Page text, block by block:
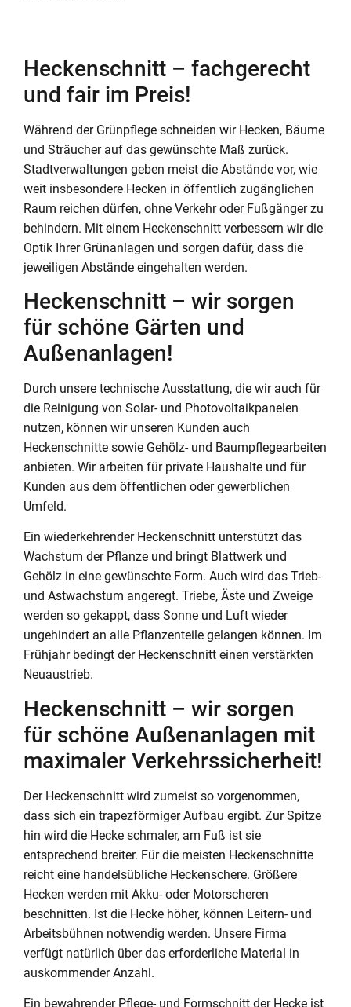
Heckenschnitt – fachgerecht
und fair im Preis!
Während der Grünpflege schneiden wir Hecken, Bäume
und Sträucher auf das gewünschte Maß zurück.
Stadtverwaltungen geben meist die Abstände vor, wie
weit insbesondere Hecken in öffentlich zugänglichen
Raum reichen dürfen, ohne Verkehr oder Fußgänger zu
behindern. Mit einem Heckenschnitt verbessern wir die
Optik Ihrer Grünanlagen und sorgen dafür, dass die
jeweiligen Abstände eingehalten werden.
Heckenschnitt – wir sorgen
für schöne Gärten und
Außenanlagen!
Durch unsere technische Ausstattung, die wir auch für
die Reinigung von Solar- und Photovoltaikpanelen
nutzen, können wir unseren Kunden auch
Heckenschnitte sowie Gehölz- und Baumpflegearbeiten
anbieten. Wir arbeiten für private Haushalte und für
Kunden aus dem öffentlichen oder gewerblichen
Umfeld.
Ein wiederkehrender Heckenschnitt unterstützt das
Wachstum der Pflanze und bringt Blattwerk und
Gehölz in eine gewünschte Form. Auch wird das Trieb-
und Astwachstum angeregt. Triebe, Äste und Zweige
werden so gekappt, dass Sonne und Luft wieder
ungehindert an alle Pflanzenteile gelangen können. Im
Frühjahr bedingt der Heckenschnitt einen verstärkten
Neuaustrieb.
Heckenschnitt – wir sorgen
für schöne Außenanlagen mit
maximaler Verkehrssicherheit!
Der Heckenschnitt wird zumeist so vorgenommen,
dass sich ein trapezförmiger Aufbau ergibt. Zur Spitze
hin wird die Hecke schmaler, am Fuß ist sie
entsprechend breiter. Für die meisten Heckenschnitte
reicht eine handelsübliche Heckenschere. Größere
Hecken werden mit Akku- oder Motorscheren
beschnitten. Ist die Hecke höher, können Leitern- und
Arbeitsbühnen notwendig werden. Unsere Firma
verfügt natürlich über das erforderliche Material in
auskommender Anzahl.
Ein bewahrender Pflege- und Formschnitt der Hecke ist